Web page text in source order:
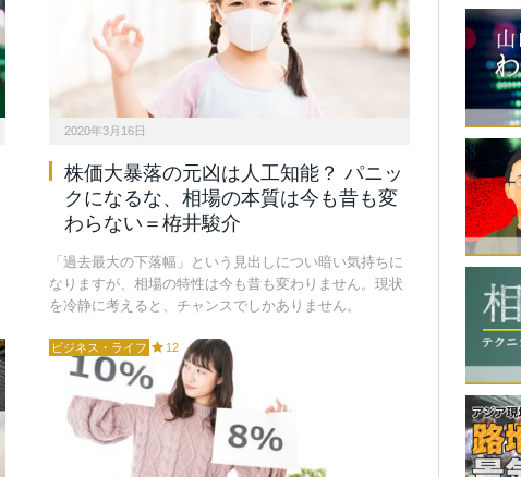
2020年3月16日
株価大暴落の元凶は人工知能？ パニッ
クになるな、相場の本質は今も昔も変
わらない＝栫井駿介
「過去最大の下落幅」という見出しについ暗い気持ちに
なりますが、相場の特性は今も昔も変わりません。現状
を冷静に考えると、チャンスでしかありません。
ビジネス・ライフ 12